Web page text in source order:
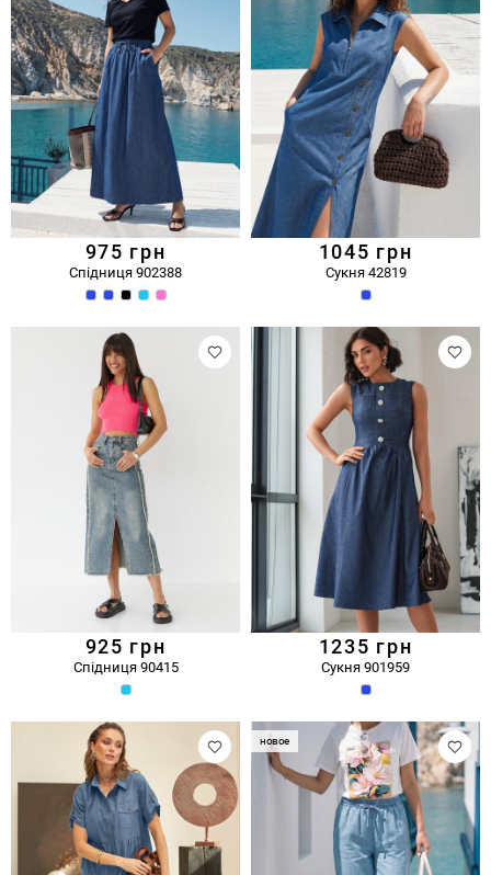
975 грн
Спідниця 902388
1045 грн
Сукня 42819
925 грн
Спідниця 90415
1235 грн
Сукня 901959
новое